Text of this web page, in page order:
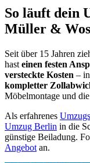
12In welche
13Übernehmt ihr
Zollpapiere?
Noch eine Frage
Jetzt unverbindlich
Weiterlesen
Gut vorbereitet ins